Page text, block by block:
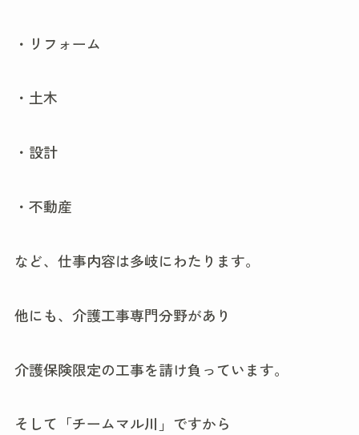
・リフォーム
・土木
・設計
・不動産
など、仕事内容は多岐にわたります。
他にも、介護工事専門分野があり
介護保険限定の工事を請け負っています。
そして「チームマル川」ですから